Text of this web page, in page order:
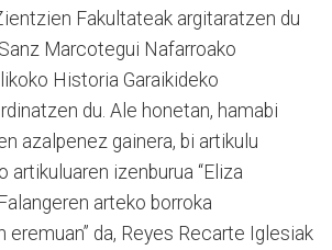
Fakultateak argitaratzen du
Marcotegui Nafarroako
Historia Garaikideko
du. Ale honetan, hamabi
azalpenez gainera, bi artikulu
artikuluaren izenburua “Eliza
arteko borroka
eremuan” da, Reyes Recarte Iglesiak